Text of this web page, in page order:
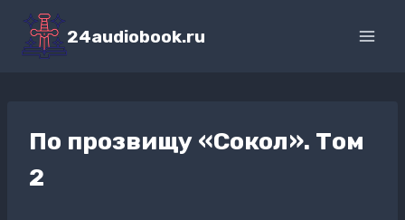
Перейти
содержимому
24audiobook.ru
По прозвищу «Сокол». Том
2